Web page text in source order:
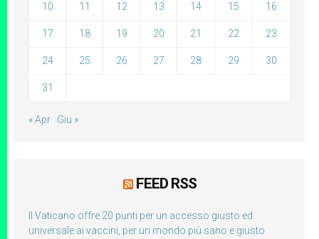
10 11 12 13 14 15 16
17 18 19 20 21 22 23
24 25 26 27 28 29 30
31
« Apr Giu »
FEED RSS
Il Vaticano offre 20 punti per un accesso giusto ed
universale ai vaccini, per un mondo più sano e giusto